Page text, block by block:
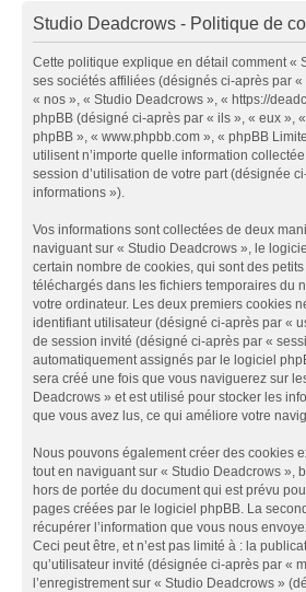
Studio Deadcrows - Politique de
Cette politique explique en détail comment «
ses sociétés affiliées (désignés ci-après par
« nos », « Studio Deadcrows », « https://
phpBB (désigné ci-après par « ils », « eux »,
phpBB », « www.phpbb.com », « phpBB
utilisent n’importe quelle information
session d’utilisation de votre part (désignée
informations »).
Vos informations sont collectées de deux
naviguant sur « Studio Deadcrows », le
certain nombre de cookies, qui sont des
téléchargés dans les fichiers temporaires du
votre ordinateur. Les deux premiers cookies
identifiant utilisateur (désigné ci-après par «
de session invité (désigné ci-après par «
automatiquement assignés par le logiciel
sera créé une fois que vous naviguerez sur
Deadcrows » et est utilisé pour stocker les
que vous avez lus, ce qui améliore votre
Nous pouvons également créer des cookies
tout en naviguant sur « Studio Deadcrows »,
hors de portée du document qui est prévu
pages créées par le logiciel phpBB. La
récupérer l’information que vous nous
Ceci peut être, et n’est pas limité à : la
qu’utilisateur invité (désignée ci-après par «
l’enregistrement sur « Studio Deadcrows »